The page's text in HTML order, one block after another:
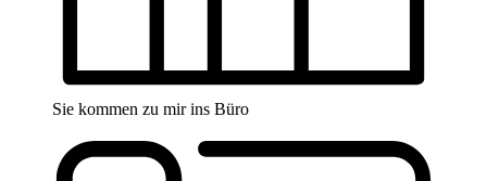
Sie kommen zu mir ins Büro